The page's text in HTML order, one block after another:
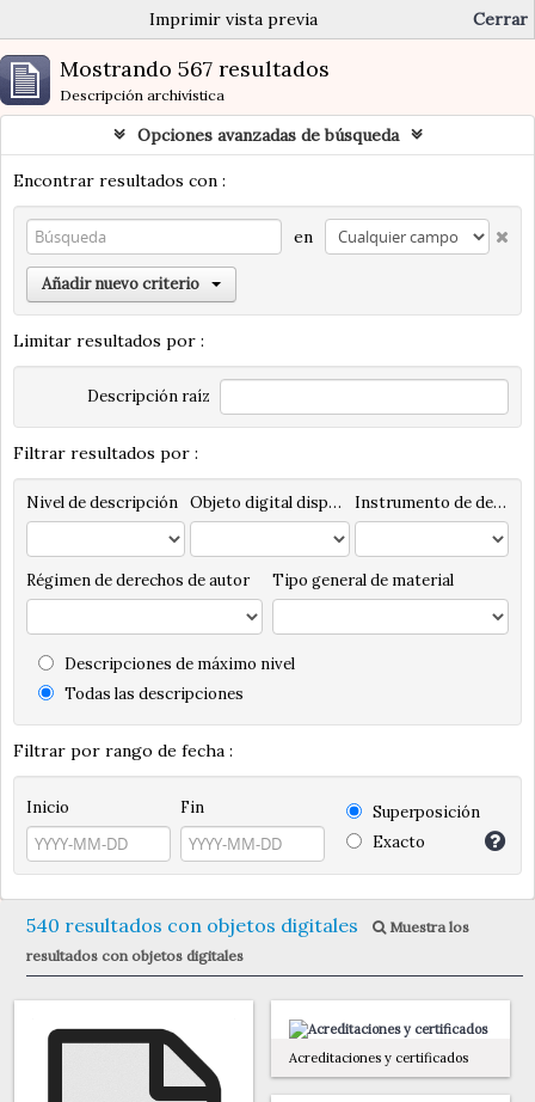
Imprimir vista previa Cerrar
Mostrando 567 resultados
Descripción archivística
Opciones avanzadas de búsqueda
Encontrar resultados con :
en
Añadir nuevo criterio
Limitar resultados por :
Descripción raíz
Filtrar resultados por :
Nivel de descripción Objeto digital disponibles Instrumento de descripción
Régimen de derechos de autor Tipo general de material
Descripciones de máximo nivel
Todas las descripciones
Filtrar por rango de fecha :
Inicio Fin
Superposición
Exacto
540 resultados con objetos digitales
Muestra los
resultados con objetos digitales
Acreditaciones y certificados